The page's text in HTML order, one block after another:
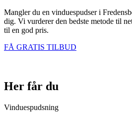
Mangler du en vinduespudser i
dig. Vi vurderer den bedste metode til
til en god pris.
FÅ GRATIS TILBUD
Her får du
Vinduespudsning